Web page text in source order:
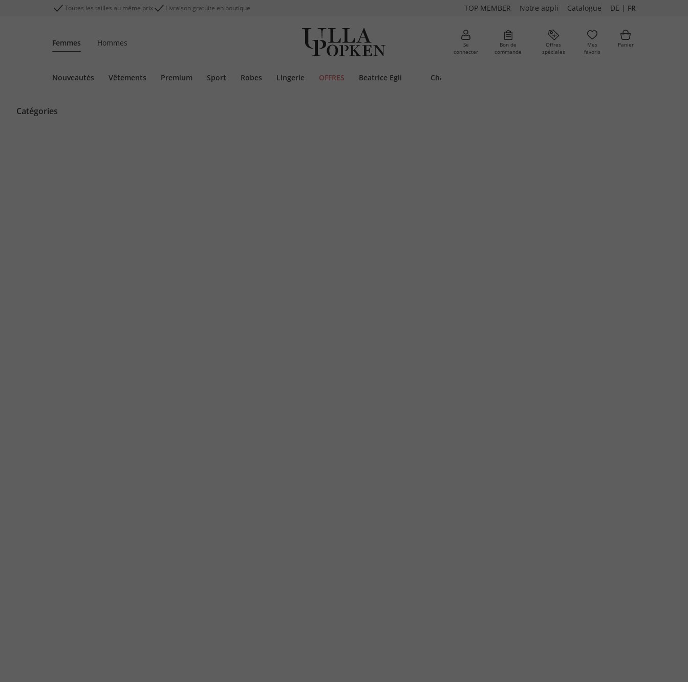
Toutes les tailles au même prix Livraison gratuite en boutique TOP MEMBER Notre appli Catalogue DE | FR
Femmes Hommes
Se
connecter
Bon de
commande
Offres
spéciales
Mes
favoris
Panier
Nouveautés Vêtements Premium Sport Robes Lingerie OFFRES Beatrice Egli Chaussures
Catégories